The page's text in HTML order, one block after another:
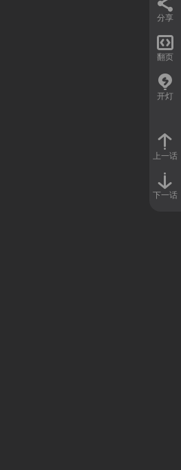
分享

翻页
开灯
上一话
下一话